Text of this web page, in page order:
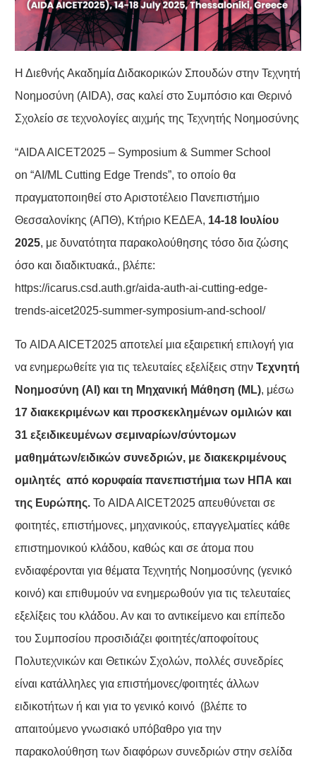
Η Διεθνής Ακαδημία Διδακορικών Σπουδών στην Τεχνητή
Νοημοσύνη (AIDA), σας καλεί στο Συμπόσιο και Θερινό
Σχολείο σε τεχνολογίες αιχμής της Τεχνητής Νοημοσύνης
“AIDA AICET2025 – Symposium & Summer School
on “AI/ML Cutting Edge Trends”, το οποίο θα
πραγματοποιηθεί στο Αριστοτέλειο Πανεπιστήμιο
Θεσσαλονίκης (ΑΠΘ), Κτήριο ΚΕΔΕΑ, 14-18 Ιουλίου
2025, με δυνατότητα παρακολούθησης τόσο δια ζώσης
όσο και διαδικτυακά., βλέπε:
https://icarus.csd.auth.gr/aida-auth-ai-cutting-edge-
trends-aicet2025-summer-symposium-and-school/
Το AIDA AICET2025 αποτελεί μια εξαιρετική επιλογή για
να ενημερωθείτε για τις τελευταίες εξελίξεις στην Τεχνητή
Νοημοσύνη (AI ) και τη Μηχανική Μάθηση (ML), μέσω
17 διακεκριμένων και προσκεκλημένων ομιλιών και
31 εξειδικευμένων σεμιναρίων/σύντομων
μαθημάτων/ειδικών συνεδριών, με διακεκριμένους
ομιλητές από κορυφαία πανεπιστήμια των ΗΠΑ και
της Ευρώπης. Το AIDA AICET2025 απευθύνεται σε
φοιτητές, επιστήμονες, μηχανικούς, επαγγελματίες κάθε
επιστημονικού κλάδου, καθώς και σε άτομα που
ενδιαφέρονται για θέματα Τεχνητής Νοημοσύνης (γενικό
κοινό) και επιθυμούν να ενημερωθούν για τις τελευταίες
εξελίξεις του κλάδου. Αν και το αντικείμενο και επίπεδο
του Συμποσίου προσιδιάζει φοιτητές/αποφοίτους
Πολυτεχνικών και Θετικών Σχολών, πολλές συνεδρίες
είναι κατάλληλες για επιστήμονες/φοιτητές άλλων
ειδικοτήτων ή και για το γενικό κοινό (βλέπε το
απαιτούμενο γνωσιακό υπόβαθρο για την
παρακολούθηση των διαφόρων συνεδριών στην σελίδα